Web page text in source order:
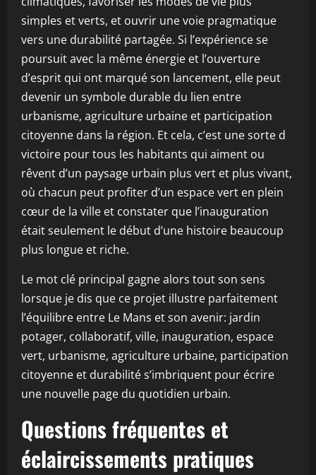
simples et verts, et ouvrir une voie pragmatique
vers une durabilité partagée. Si l’expérience se
poursuit avec la même énergie et l’ouverture
d’esprit qui ont marqué son lancement, elle peut
devenir un symbole durable du lien entre
urbanisme, agriculture urbaine et participation
citoyenne dans la région. Et cela, c’est une sorte d
victoire pour tous les habitants qui aiment ou
rêvent d’un paysage urbain plus vert et plus vivant,
où chacun peut profiter d’un espace vert en plein
cœur de la ville et constater que l’inauguration
était seulement le début d’une histoire beaucoup
plus longue et riche.
Le mot clé principal gagne alors tout son sens
lorsque je dis que ce projet illustre parfaitement
l’équilibre entre Le Mans et son avenir: jardin
potager, collaboratif, ville, inauguration, espace
vert, urbanisme, agriculture urbaine, participation
citoyenne et durabilité s’imbriquent pour écrire
une nouvelle page du quotidien urbain.
Questions fréquentes et
éclaircissements pratiques